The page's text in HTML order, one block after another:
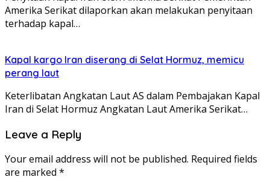
Amerika Serikat dilaporkan akan melakukan penyitaan
terhadap kapal…
Kapal kargo Iran diserang di Selat Hormuz, memicu
perang laut
Keterlibatan Angkatan Laut AS dalam Pembajakan Kapal
Iran di Selat Hormuz Angkatan Laut Amerika Serikat…
Leave a Reply
Your email address will not be published. Required fields
are marked *